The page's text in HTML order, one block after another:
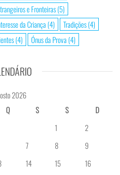
e Fronteiras(5)
da Criança (4) Tradições(4)
(4) Ónus da Prova (4)
2026
Q S S
D
1
2
7 8
9
14 15
16